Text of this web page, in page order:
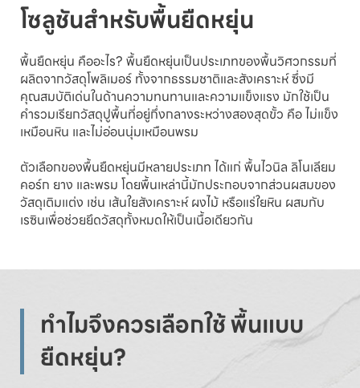
โซลูชันสำหรับพื้นยืดหยุ่น
พื้นยืดหยุ่น คืออะไร? พื้นยืดหยุ่นเป็นประเภทของพื้นวิศวกรรมที่
ผลิตจากวัสดุโพลิเมอร์ ทั้งจากธรรมชาติและสังเคราะห์ ซึ่งมี
คุณสมบัติเด่นในด้านความทนทานและความแข็งแรง มักใช้เป็น
คำรวมเรียกวัสดุปูพื้นที่อยู่กึ่งกลางระหว่างสองสุดขั้ว คือ ไม่แข็ง
เหมือนหิน และไม่อ่อนนุ่มเหมือนพรม
ตัวเลือกของพื้นยืดหยุ่นมีหลายประเภท ได้แก่ พื้นไวนิล ลิโนเลียม
คอร์ก ยาง และพรม โดยพื้นเหล่านี้มักประกอบจากส่วนผสมของ
วัสดุเติมแต่ง เช่น เส้นใยสังเคราะห์ ผงไม้ หรือแร่ใยหิน ผสมกับ
เรซินเพื่อช่วยยึดวัสดุทั้งหมดให้เป็นเนื้อเดียวกัน
ทำไมจึงควรเลือกใช้ พื้นแบบ
ยืดหยุ่น?